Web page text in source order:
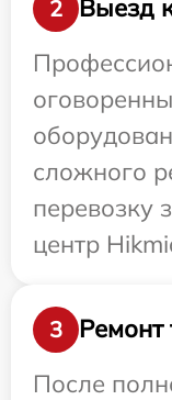
2
Выезд
сложного
перевозку
центр
3
Ремонт
После